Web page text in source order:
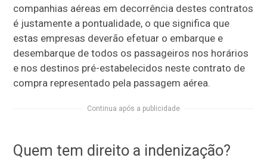
companhias aéreas em decorrência destes contratos
é justamente a pontualidade, o que significa que
estas empresas deverão efetuar o embarque e
desembarque de todos os passageiros nos horários
e nos destinos pré-estabelecidos neste contrato de
compra representado pela passagem aérea.
Continua após a publicidade
Quem tem direito a indenização?